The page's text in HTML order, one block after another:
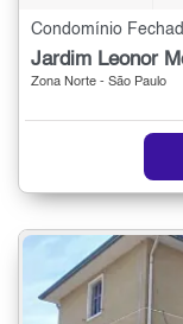
Zona Norte - São Paulo